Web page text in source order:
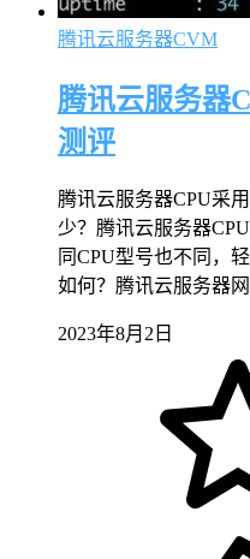
腾讯云服务器CVM
腾讯云服务器
测评
腾讯云服务器CPU采
少？腾讯云服务器
同CPU型号也不同，
如何？腾讯云服务器
2023年8月2日